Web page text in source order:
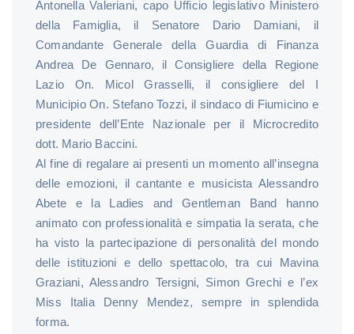
Antonella Valeriani, capo Ufficio legislativo Ministero
della Famiglia, il Senatore Dario Damiani, il
Comandante Generale della Guardia di Finanza
Andrea De Gennaro, il Consigliere della Regione
Lazio On. Micol Grasselli, il consigliere del I
Municipio On. Stefano Tozzi, il sindaco di Fiumicino e
presidente dell’Ente Nazionale per il Microcredito
dott. Mario Baccini.
Al fine di regalare ai presenti un momento all’insegna
delle emozioni, il cantante e musicista Alessandro
Abete e la Ladies and Gentleman Band hanno
animato con professionalità e simpatia la serata, che
ha visto la partecipazione di personalità del mondo
delle istituzioni e dello spettacolo, tra cui Mavina
Graziani, Alessandro Tersigni, Simon Grechi e l’ex
Miss Italia Denny Mendez, sempre in splendida
forma.